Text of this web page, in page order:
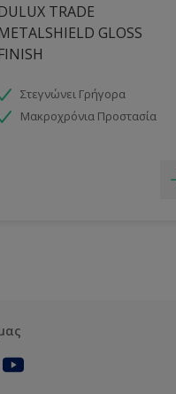
TRADE
GLOSS
Στεγνώνει Γρήγορα
Μακροχρόνια Προστασία